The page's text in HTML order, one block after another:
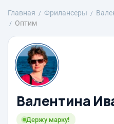
Главная Фрилансеры
Оптим
Валентина
Держу марку!